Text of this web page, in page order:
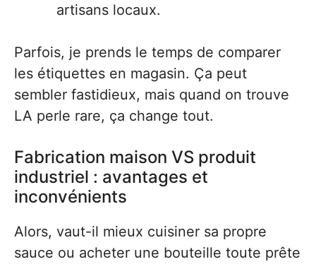
artisans locaux.
Parfois, je prends le temps de comparer
les étiquettes en magasin. Ça peut
sembler fastidieux, mais quand on trouve
LA perle rare, ça change tout.
Fabrication maison VS produit
industriel : avantages et
inconvénients
Alors, vaut-il mieux cuisiner sa propre
sauce ou acheter une bouteille toute prête